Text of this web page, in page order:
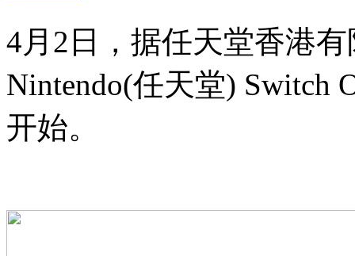
4月2日，据任天堂香港
Nintendo(任天堂) Switch
开始。